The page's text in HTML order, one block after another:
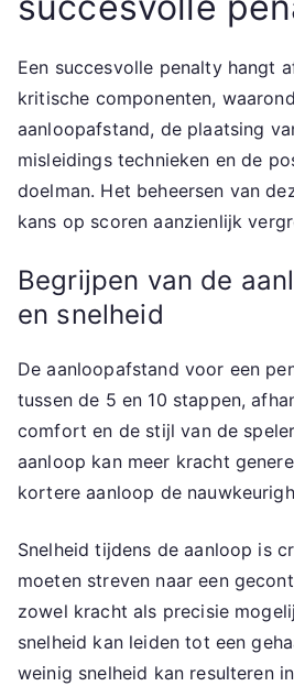
Een succesvolle penalty hangt
kritische componenten,
aanloopafstand, de plaatsing
misleidings technieken en de
doelman. Het beheersen van
kans op scoren aanzienlijk
Begrijpen van de
en snelheid
De aanloopafstand voor een
tussen de 5 en 10 stappen,
comfort en de stijl van de
aanloop kan meer kracht
kortere aanloop de
Snelheid tijdens de aanloop is
moeten streven naar een
zowel kracht als precisie
snelheid kan leiden tot een
weinig snelheid kan resulteren